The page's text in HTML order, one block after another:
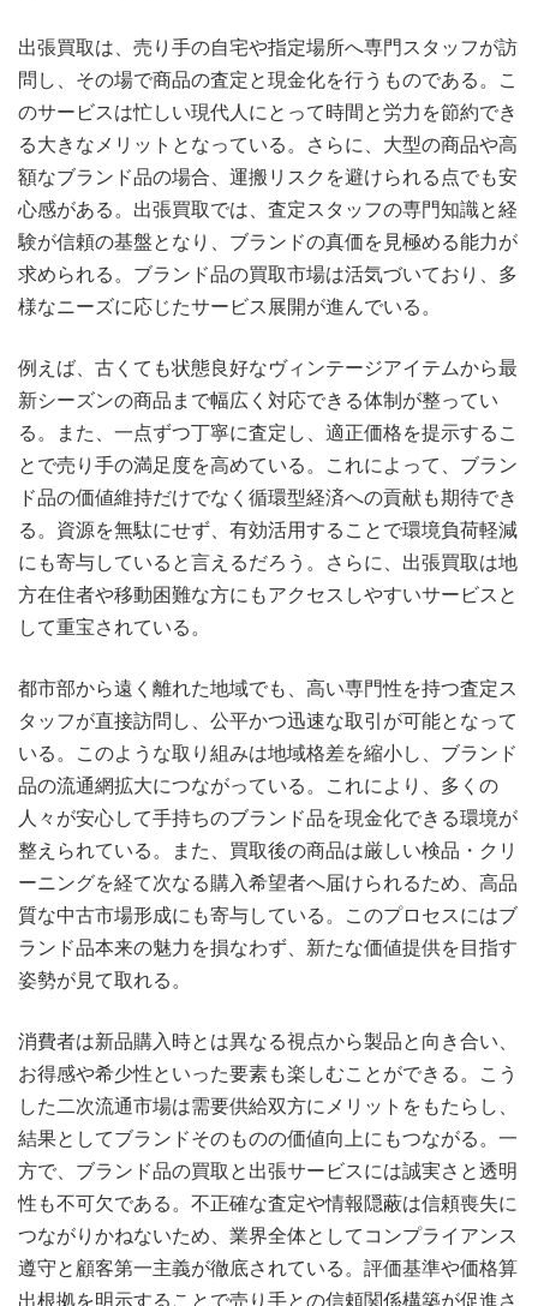
出張買取は、売り手の自宅や指定場所へ専門スタッフが訪
問し、その場で商品の査定と現金化を行うものである。こ
のサービスは忙しい現代人にとって時間と労力を節約でき
る大きなメリットとなっている。さらに、大型の商品や高
額なブランド品の場合、運搬リスクを避けられる点でも安
心感がある。出張買取では、査定スタッフの専門知識と経
験が信頼の基盤となり、ブランドの真価を見極める能力が
求められる。ブランド品の買取市場は活気づいており、多
様なニーズに応じたサービス展開が進んでいる。
例えば、古くても状態良好なヴィンテージアイテムから最
新シーズンの商品まで幅広く対応できる体制が整ってい
る。また、一点ずつ丁寧に査定し、適正価格を提示するこ
とで売り手の満足度を高めている。これによって、ブラン
ド品の価値維持だけでなく循環型経済への貢献も期待でき
る。資源を無駄にせず、有効活用することで環境負荷軽減
にも寄与していると言えるだろう。さらに、出張買取は地
方在住者や移動困難な方にもアクセスしやすいサービスと
して重宝されている。
都市部から遠く離れた地域でも、高い専門性を持つ査定ス
タッフが直接訪問し、公平かつ迅速な取引が可能となって
いる。このような取り組みは地域格差を縮小し、ブランド
品の流通網拡大につながっている。これにより、多くの
人々が安心して手持ちのブランド品を現金化できる環境が
整えられている。また、買取後の商品は厳しい検品・クリ
ーニングを経て次なる購入希望者へ届けられるため、高品
質な中古市場形成にも寄与している。このプロセスにはブ
ランド品本来の魅力を損なわず、新たな価値提供を目指す
姿勢が見て取れる。
消費者は新品購入時とは異なる視点から製品と向き合い、
お得感や希少性といった要素も楽しむことができる。こう
した二次流通市場は需要供給双方にメリットをもたらし、
結果としてブランドそのものの価値向上にもつながる。一
方で、ブランド品の買取と出張サービスには誠実さと透明
性も不可欠である。不正確な査定や情報隠蔽は信頼喪失に
つながりかねないため、業界全体としてコンプライアンス
遵守と顧客第一主義が徹底されている。評価基準や価格算
出根拠を明示することで売り手との信頼関係構築が促進さ